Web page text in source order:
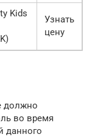
Kids
Узнать
цену
должно
во время
данного